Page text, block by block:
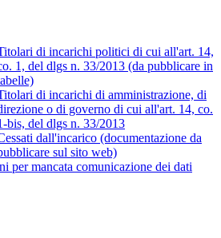
di incarichi politici di cui all'art. 14,
1, del dlgs n. 33/2013 (da pubblicare in
di incarichi di amministrazione, di
o di governo di cui all'art. 14, co.
bis, del dlgs n. 33/2013
dall'incarico (documentazione da
sul sito web)
per mancata comunicazione dei dati